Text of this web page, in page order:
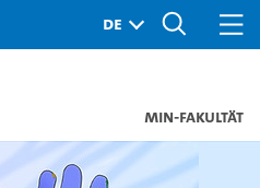
MIN-Fakultät